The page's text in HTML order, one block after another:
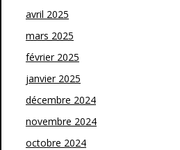
avril 2025
mars 2025
février 2025
janvier 2025
décembre 2024
novembre 2024
octobre 2024